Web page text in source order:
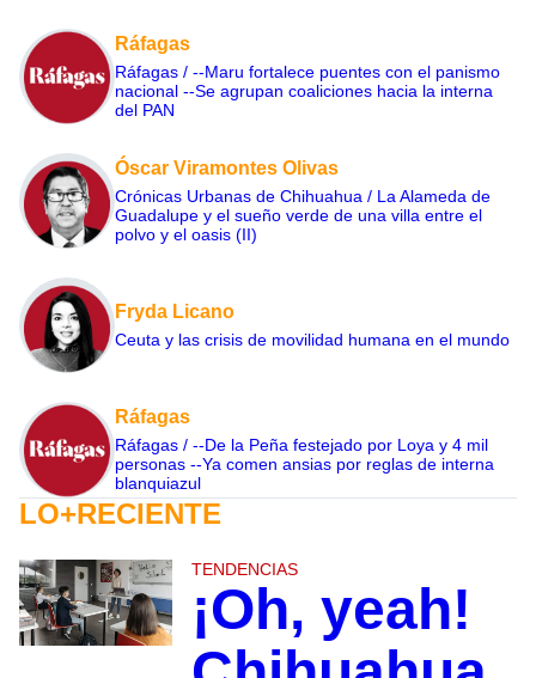
Ráfagas
Ráfagas / --Maru fortalece puentes con el panismo
nacional --Se agrupan coaliciones hacia la interna
del PAN
Óscar Viramontes Olivas
Crónicas Urbanas de Chihuahua / La Alameda de
Guadalupe y el sueño verde de una villa entre el
polvo y el oasis (II)
Fryda Licano
Ceuta y las crisis de movilidad humana en el mundo
Ráfagas
Ráfagas / --De la Peña festejado por Loya y 4 mil
personas --Ya comen ansias por reglas de interna
blanquiazul
LO+RECIENTE
TENDENCIAS
¡Oh, yeah!